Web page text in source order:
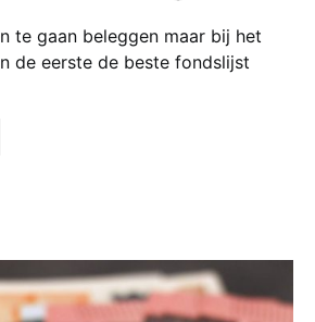
te gaan beleggen maar bij het
de eerste de beste fondslijst